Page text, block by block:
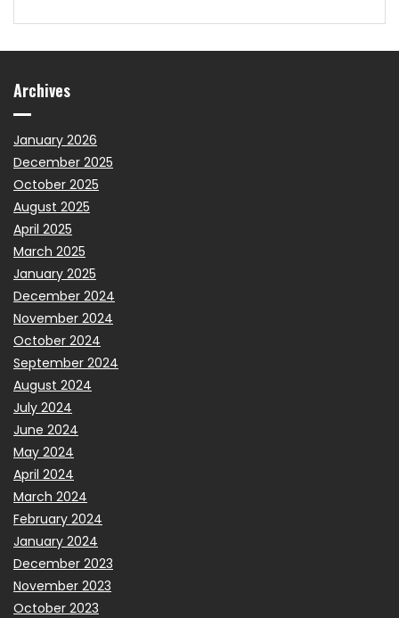
Archives
January 2026
December 2025
October 2025
August 2025
April 2025
March 2025
January 2025
December 2024
November 2024
October 2024
September 2024
August 2024
July 2024
June 2024
May 2024
April 2024
March 2024
February 2024
January 2024
December 2023
November 2023
October 2023